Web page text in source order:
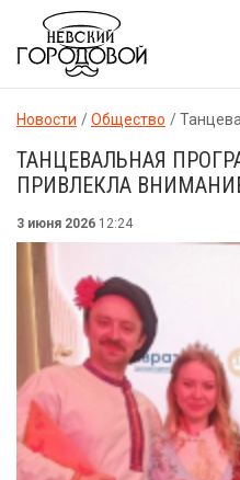
Новости Общество Танцевальная
ТАНЦЕВАЛЬНАЯ
ПРИВЛЕКЛА
3 июня 2026 12:24